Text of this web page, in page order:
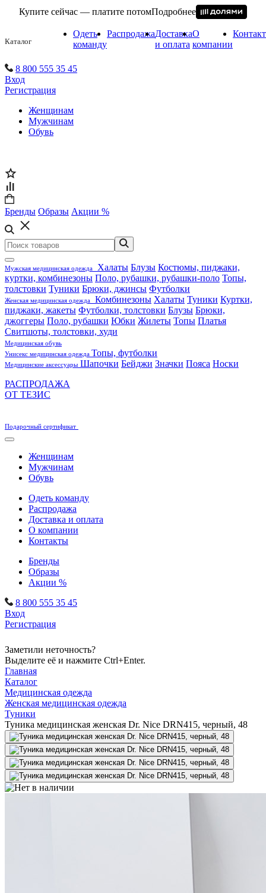
Купите сейчас — платите потомПодробнее
Каталог
Одеть
команду
РаспродажаДоставка
и оплата
О
компании
8 800 555 35 45
Вход
Регистрация
Женщинам
Мужчинам
Обувь
Бренды Образы Акции %
Мужская медицинская одежда Халаты Блузы Костюмы, пиджаки,
куртки, комбинезоны Поло, рубашки, рубашки-поло Топы,
толстовки Туники Брюки, джинсы Футболки
Женская медицинская одежда Комбинезоны Халаты Туники Куртки,
пиджаки, жакеты Футболки, толстовки Блузы Брюки,
джоггеры Поло, рубашки Юбки Жилеты Топы Платья
Свитшоты, толстовки, худи
Медицинская обувь
Унисекс медицинская одежда Топы, футболки
Медицинские аксессуары Шапочки Бейджи Значки Пояса Носки
РАСПРОДАЖА
ОТ ТЕЗИС
Подарочный сертификат
Женщинам
Мужчинам
Обувь
Одеть команду
Распродажа
Доставка и оплата
О компании
Контакты
Бренды
Образы
Акции %
8 800 555 35 45
Вход
Регистрация
Заметили неточность?
Выделите её и нажмите Ctrl+Enter.
Главная
Каталог
Медицинская одежда
Женская медицинская одежда
Туники
Туника медицинская женская Dr. Nice DRN415, черный, 48